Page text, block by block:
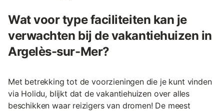
Wat voor type faciliteiten kan je
verwachten bij de vakantiehuizen in
Argelès-sur-Mer?
Met betrekking tot de voorzieningen die je kunt vinden
via Holidu, blijkt dat de vakantiehuizen over alles
beschikken waar reizigers van dromen! De meest